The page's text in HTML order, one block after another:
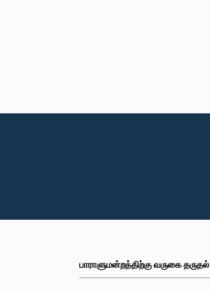
பாராளுமன்றத்திற்கு வருகை தருதல்